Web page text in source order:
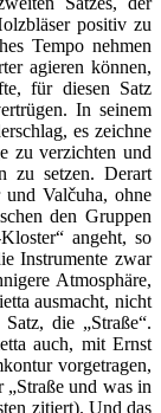
positiv zu
Tempo nehmen
agieren können,
für diesen Satz
In seinem
es zeichne
zu verzichten und
zu setzen. Derart
Valčuha, ohne
den Gruppen
angeht, so
Instrumente zwar
Atmosphäre,
ausmacht, nicht
die „Straße“.
auch, mit Ernst
vorgetragen,
und was in
zitiert). Und das